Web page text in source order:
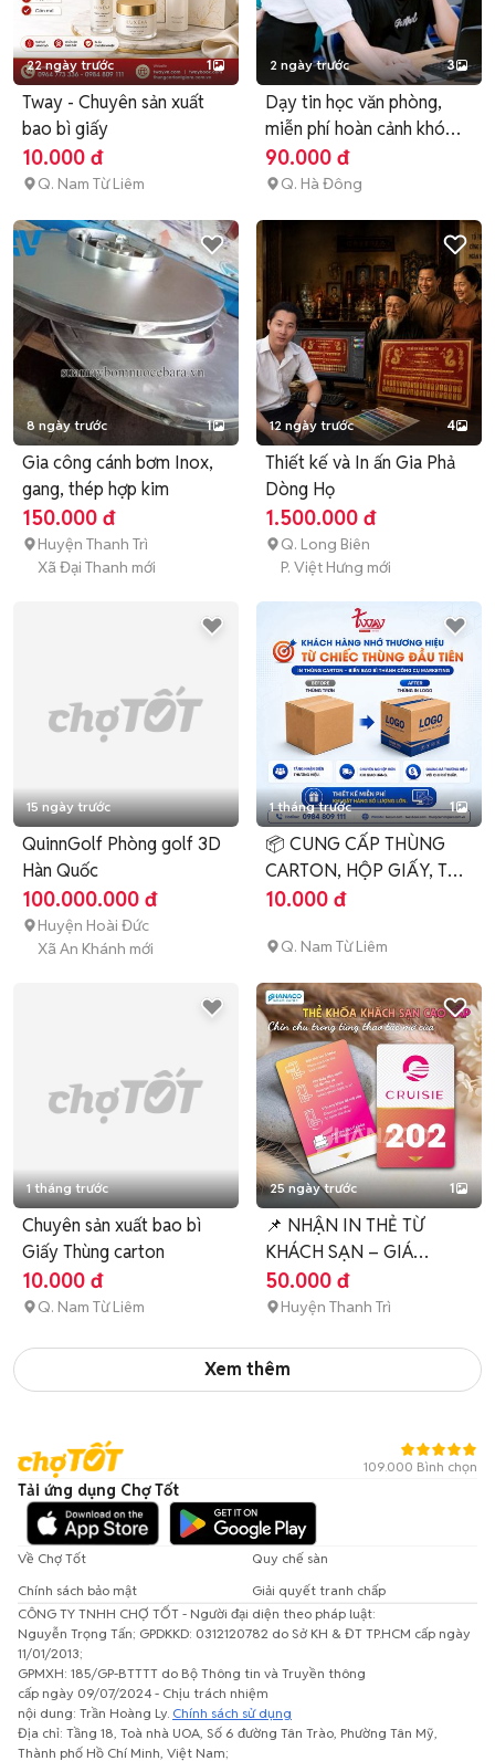
22 ngày trước 1
Tway - Chuyên sản xuất
bao bì giấy
10.000 đ
Q. Nam Từ Liêm
2 ngày trước 3
Dạy tin học văn phòng,
miễn phí hoàn cảnh khó
khăn
90.000 đ
Q. Hà Đông
8 ngày trước 1
Gia công cánh bơm Inox,
gang, thép hợp kim
150.000 đ
Huyện Thanh Trì
Xã Đại Thanh mới
12 ngày trước 4
Thiết kế và In ấn Gia Phả
Dòng Họ
1.500.000 đ
Q. Long Biên
P. Việt Hưng mới
15 ngày trước
QuinnGolf Phòng golf 3D
Hàn Quốc
100.000.000 đ
Huyện Hoài Đức
Xã An Khánh mới
1 tháng trước 1
📦 CUNG CẤP THÙNG
CARTON, HỘP GIẤY, TÚI
GIẤY
10.000 đ
Q. Nam Từ Liêm
1 tháng trước
Chuyên sản xuất bao bì
Giấy Thùng carton
10.000 đ
Q. Nam Từ Liêm
25 ngày trước 1
📌 NHẬN IN THẺ TỪ
KHÁCH SẠN – GIÁ
XƯỞNG TOÀN QUỐC
50.000 đ
Huyện Thanh Trì
Xem thêm
109.000 Bình chọn
Tải ứng dụng Chợ Tốt
Về Chợ Tốt
Quy chế sàn
Chính sách bảo mật
Giải quyết tranh chấp
CÔNG TY TNHH CHỢ TỐT - Người đại diện theo pháp luật:
Nguyễn Trọng Tấn; GPDKKD: 0312120782 do Sở KH & ĐT TP.HCM cấp ngày
11/01/2013;
GPMXH: 185/GP-BTTTT do Bộ Thông tin và Truyền thông
cấp ngày 09/07/2024 - Chịu trách nhiệm
nội dung: Trần Hoàng Ly. Chính sách sử dụng
Địa chỉ: Tầng 18, Toà nhà UOA, Số 6 đường Tân Trào, Phường Tân Mỹ,
Thành phố Hồ Chí Minh, Việt Nam;